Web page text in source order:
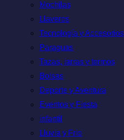
Mochilas
Llaveros
Tecnología y Accesorios
Paraguas
Tazas, jarras y termos
Bolsas
Deporte y Aventura
Eventos y Fiesta
infantil
Lluvia y Frio